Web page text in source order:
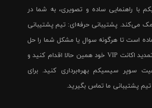
با راهنمایی ساده و تصویری، به شما در
می‌کند. پشتیبانی حرفه‌ای: تیم پشتیبانی
است تا هرگونه سوال یا مشکل شما را حل
کند. برای خرید و تمدید اکانت VIP خود همین حالا اقدام کنید و
سوپر سیسیکم بهره‌برداری کنید. برای
تیم پشتیبانی ما تماس بگیرید.